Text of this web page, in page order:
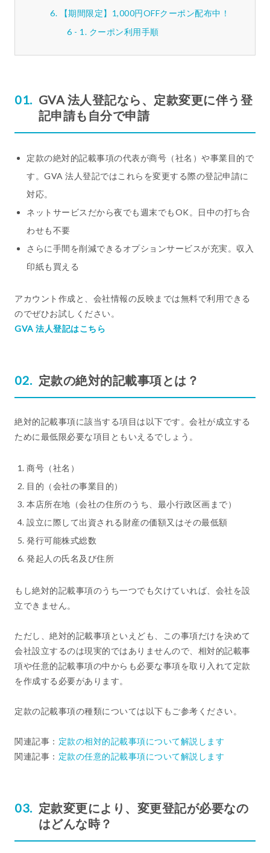
【期間限定】1,000円OFFクーポン配布中！
クーポン利用手順
GVA 法人登記なら、定款変更に伴う登
記申請も自分で申請
定款の絶対的記載事項の代表が商号（社名）や事業目的で
す。GVA 法人登記ではこれらを変更する際の登記申請に
対応。
ネットサービスだから夜でも週末でもOK。日中の打ち合
わせも不要
さらに手間を削減できるオプションサービスが充実。収入
印紙も買える
アカウント作成と、会社情報の反映までは無料で利用できる
のでぜひお試しください。
GVA 法人登記はこちら
定款の絶対的記載事項とは？
絶対的記載事項に該当する項目は以下です。会社が成立する
ために最低限必要な項目ともいえるでしょう。
商号（社名）
目的（会社の事業目的）
本店所在地（会社の住所のうち、最小行政区画まで）
設立に際して出資される財産の価額又はその最低額
発行可能株式総数
発起人の氏名及び住所
もし絶対的記載事項のうち一つでも欠けていれば、会社を設
立できません。
ただし、絶対的記載事項といえども、この事項だけを決めて
会社設立するのは現実的ではありませんので、相対的記載事
項や任意的記載事項の中からも必要な事項を取り入れて定款
を作成する必要があります。
定款の記載事項の種類については以下もご参考ください。
関連記事： 定款の相対的記載事項について解説します
関連記事： 定款の任意的記載事項について解説します
定款変更により、変更登記が必要なの
はどんな時？